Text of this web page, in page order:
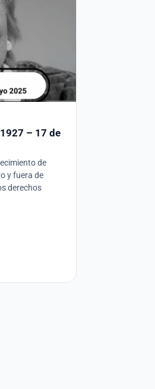
– 17 de
de
y fuera de
derechos